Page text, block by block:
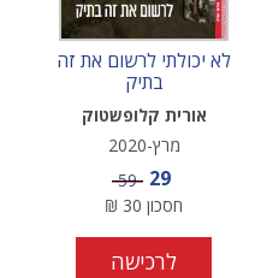
לא יכולתי לרשום את זה
בתיק
אורית קלופשטוק
מרץ-2020
מחיר מבצע
29 מחיר
59
חסכון 30
₪
לרכישה